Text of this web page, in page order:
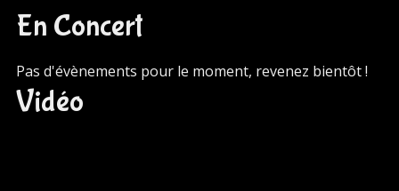
En Concert
Pas d'évènements pour le moment, revenez bientôt !
Vidéo